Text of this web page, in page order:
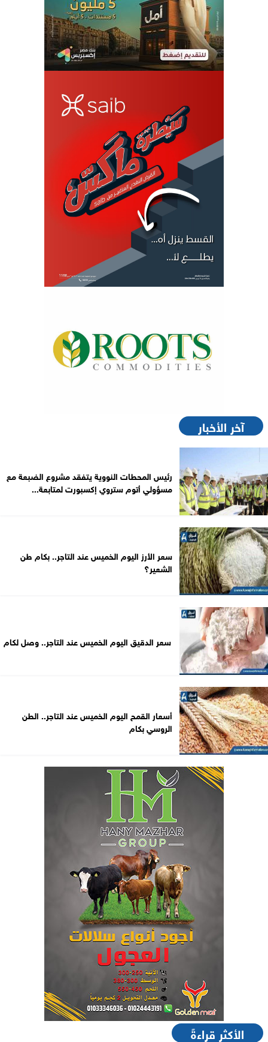
آخر الأخبار
رئيس المحطات النووية يتفقد مشروع الضبعة مع
مسؤولي أتوم ستروي إكسبورت لمتابعة...
سعر الأرز اليوم الخميس عند التاجر.. بكام طن
الشعير؟
سعر الدقيق اليوم الخميس عند التاجر.. وصل لكام
أسعار القمح اليوم الخميس عند التاجر.. الطن
الروسي بكام
الأكثر قراءةً